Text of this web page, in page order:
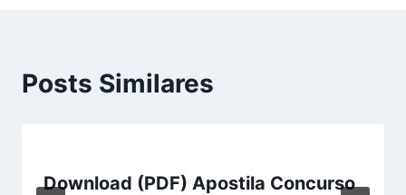
Posts Similares
Download (PDF) Apostila Concurso